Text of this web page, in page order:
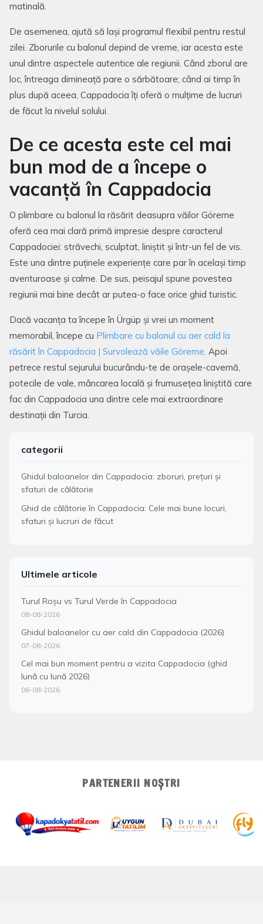
matinală.
De asemenea, ajută să lași programul flexibil pentru restul
zilei. Zborurile cu balonul depind de vreme, iar acesta este
unul dintre aspectele autentice ale regiunii. Când zborul are
loc, întreaga dimineață pare o sărbătoare; când ai timp în
plus după aceea, Cappadocia îți oferă o mulțime de lucruri
de făcut la nivelul solului.
De ce acesta este cel mai
bun mod de a începe o
vacanță în Cappadocia
O plimbare cu balonul la răsărit deasupra văilor Göreme
oferă cea mai clară primă impresie despre caracterul
Cappadociei: străvechi, sculptat, liniștit și într-un fel de vis.
Este una dintre puținele experiențe care par în același timp
aventuroase și calme. De sus, peisajul spune povestea
regiunii mai bine decât ar putea-o face orice ghid turistic.
Dacă vacanța ta începe în Ürgüp și vrei un moment
memorabil, începe cu Plimbare cu balonul cu aer cald la
răsărit în Cappadocia | Survolează văile Göreme. Apoi
petrece restul sejurului bucurându-te de orașele-cavernă,
potecile de vale, mâncarea locală și frumusețea liniștită care
fac din Cappadocia una dintre cele mai extraordinare
destinații din Turcia.
categorii
Ghidul baloanelor din Cappadocia: zboruri, prețuri și
sfaturi de călătorie
Ghid de călătorie în Cappadocia: Cele mai bune locuri,
sfaturi și lucruri de făcut
Ultimele articole
Turul Roșu vs Turul Verde în Cappadocia
08-08-2026
Ghidul baloanelor cu aer cald din Cappadocia (2026)
07-08-2026
Cel mai bun moment pentru a vizita Cappadocia (ghid
lună cu lună 2026)
06-08-2026
PARTENERII NOȘTRI